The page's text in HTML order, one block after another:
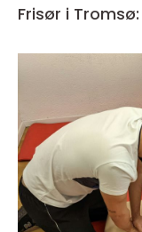
Frisør i